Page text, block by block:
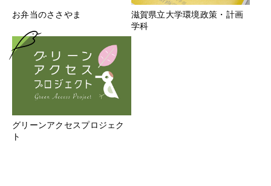
お弁当のささやま
滋賀県立大学環境政策・計画
学科
グリーンアクセスプロジェク
ト